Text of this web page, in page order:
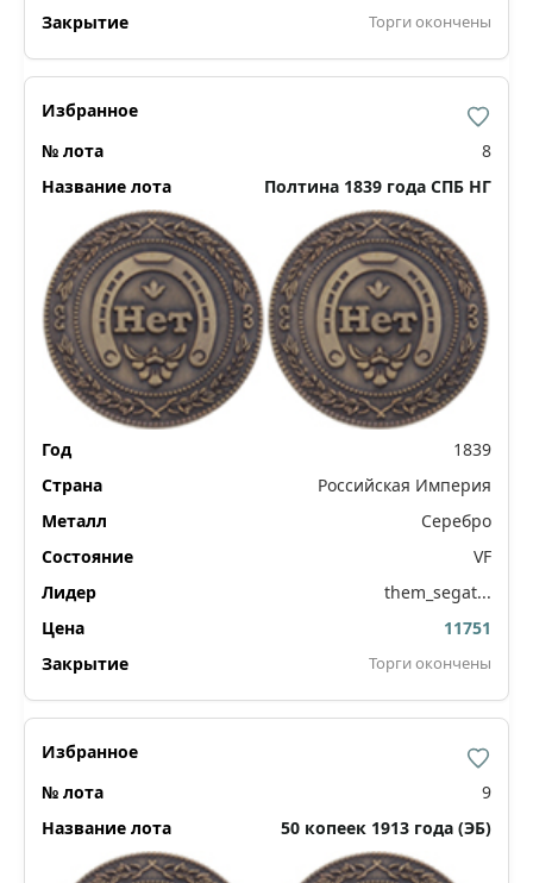
Торги окончены
8
Полтина 1839 года СПБ НГ
1839
Российская Империя
Серебро
VF
them_segat...
11751
Торги окончены
9
50 копеек 1913 года (ЭБ)